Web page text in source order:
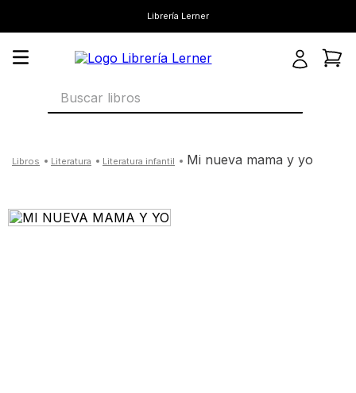
Librería Lerner
Buscar libros
literatura literatura infantil mi nueva mama y yo